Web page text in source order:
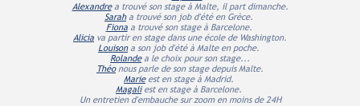
Alexandrea trouvé son stage à Malte, il part dimanche.
Saraha trouvé son job d'été en Grèce.
Fionaa trouvé son stage à Barcelone.
Alicia va partir en stage dans une école de Washington.
Louisona son job d'été à Malte en poche.
Rolandea le choix pour son stage...
Théonous parle de son stage depuis Malte.
Marieest en stage à Madrid.
Magaliest en stage à Barcelone.
Un entretien d'embauche sur zoom en moins de 24H